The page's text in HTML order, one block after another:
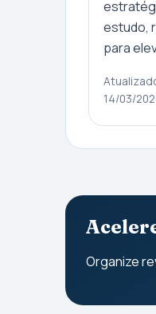
estudo,
para
14/03/
Organize